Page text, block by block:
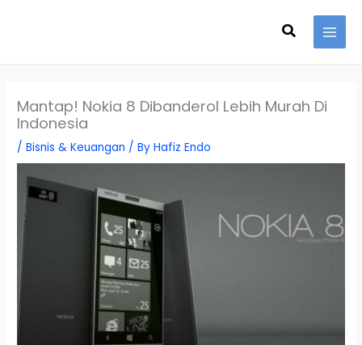
Search
Mantap! Nokia 8 Dibanderol Lebih Murah Di
Indonesia
/Bisnis & Keuangan / ByHafiz Endo